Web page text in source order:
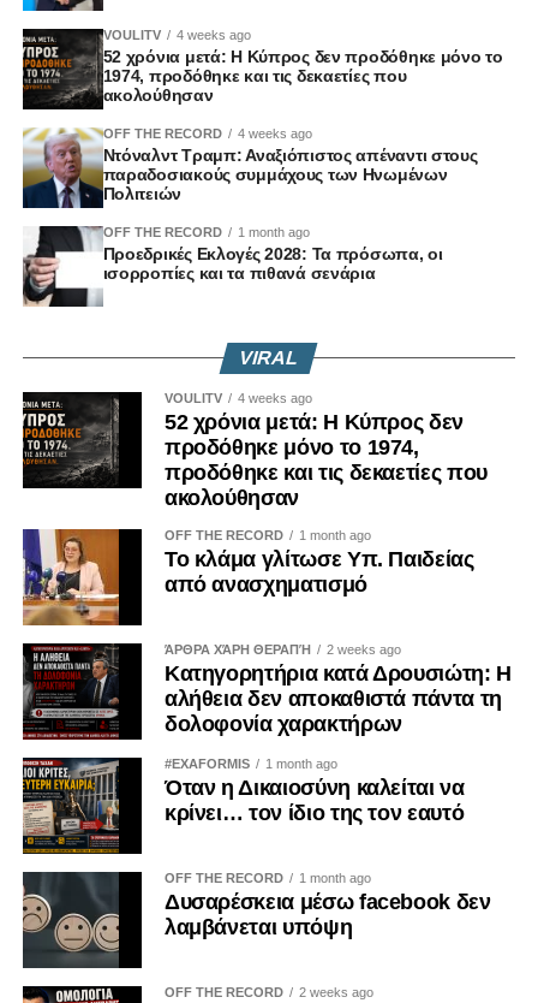
VOULITV 4 weeks ago
52 χρόνια μετά: Η Κύπρος δεν προδόθηκε μόνο το
1974, προδόθηκε και τις δεκαετίες που
ακολούθησαν
OFF THE RECORD 4 weeks ago
Ντόναλντ Τραμπ: Αναξιόπιστος απέναντι στους
παραδοσιακούς συμμάχους των Ηνωμένων
Πολιτειών
OFF THE RECORD 1 month ago
Προεδρικές Εκλογές 2028: Τα πρόσωπα, οι
ισορροπίες και τα πιθανά σενάρια
VIRAL
VOULITV 4 weeks ago
52 χρόνια μετά: Η Κύπρος δεν
προδόθηκε μόνο το 1974,
προδόθηκε και τις δεκαετίες που
ακολούθησαν
OFF THE RECORD 1 month ago
Το κλάμα γλίτωσε Υπ. Παιδείας
από ανασχηματισμό
ΆΡΘΡΑ ΧΆΡΗ ΘΕΡΑΠΉ 2 weeks ago
Κατηγορητήρια κατά Δρουσιώτη: Η
αλήθεια δεν αποκαθιστά πάντα τη
δολοφονία χαρακτήρων
#EXAFORMIS 1 month ago
Όταν η Δικαιοσύνη καλείται να
κρίνει… τον ίδιο της τον εαυτό
OFF THE RECORD 1 month ago
Δυσαρέσκεια μέσω facebook δεν
λαμβάνεται υπόψη
OFF THE RECORD 2 weeks ago